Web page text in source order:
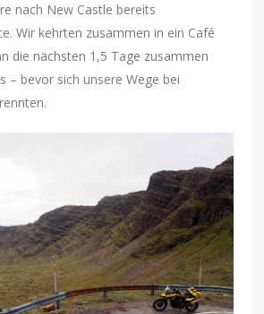
nach New Castle bereits
Wir kehrten zusammen in ein Café
die nächsten 1,5 Tage zusammen
– bevor sich unsere Wege bei